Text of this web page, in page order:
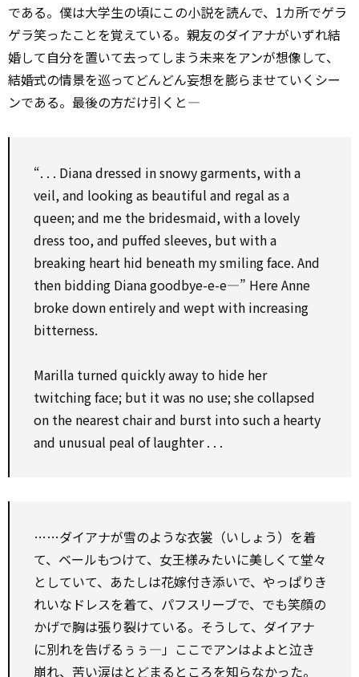
である。僕は大学生の頃にこの小説を読んで、1カ所でゲラ
ゲラ笑ったことを覚えている。親友のダイアナがいずれ結
婚して自分を置いて去ってしまう未来をアンが想像して、
結婚式の情景を巡ってどんどん妄想を膨らませていくシー
ンである。最後の方だけ引くと―
“. . . Diana dressed in snowy garments, with a
veil, and looking as beautiful and regal as a
queen; and me the bridesmaid, with a lovely
dress too, and puffed sleeves, but with a
breaking heart hid beneath my smiling face. And
then bidding Diana goodbye-e-e—” Here Anne
broke down entirely and wept with increasing
bitterness.
Marilla turned quickly away to hide her
twitching face; but it was no use; she collapsed
on the nearest chair and burst into such a hearty
and unusual peal of laughter . . .
……ダイアナが雪のような衣裳（いしょう）を着
て、ベールもつけて、女王様みたいに美しくて堂々
としていて、あたしは花嫁付き添いで、やっぱりき
れいなドレスを着て、パフスリーブで、でも笑顔の
かげで胸は張り裂けている。そうして、ダイアナ
に別れを告げるぅぅ―」ここでアンはよよと泣き
崩れ、苦い涙はとどまるところを知らなかった。